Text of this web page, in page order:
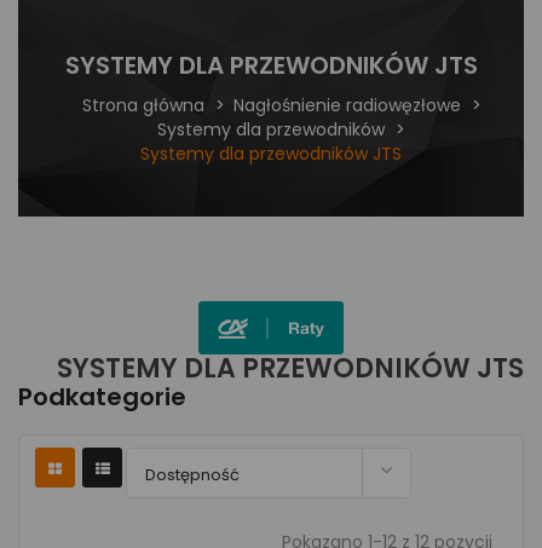
SYSTEMY DLA PRZEWODNIKÓW JTS
Strona główna
Nagłośnienie radiowęzłowe
Systemy dla przewodników
Systemy dla przewodników JTS
SYSTEMY DLA PRZEWODNIKÓW JTS
Podkategorie
Dostępność 
Pokazano 1-12 z 12 pozycji